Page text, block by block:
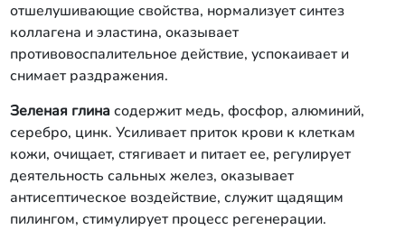
отшелушивающие свойства, нормализует синтез
коллагена и эластина, оказывает
противовоспалительное действие, успокаивает и
снимает раздражения.
Зеленая глина содержит медь, фосфор, алюминий,
серебро, цинк. Усиливает приток крови к клеткам
кожи, очищает, стягивает и питает ее, регулирует
деятельность сальных желез, оказывает
антисептическое воздействие, служит щадящим
пилингом, стимулирует процесс регенерации.